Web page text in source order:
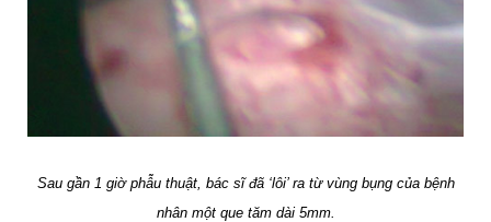
Sau gần 1 giờ phẫu thuật, bác sĩ đã ‘lôi’ ra từ vùng bụng của bệnh
nhân một que tăm dài 5mm.